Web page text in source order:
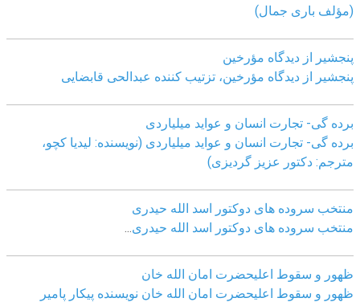
(مؤلف باری جمال)
پنجشیر از دیدگاه مؤرخین
پنجشیر از دیدگاه مؤرخین، تزتیب کننده عبدالحی قابضايی
برده گی- تجارت انسان و عواید میلیاردی
برده گی- تجارت انسان و عواید میلیاردی (نویسنده: لیدیا کچو،
مترجم: دکتور عزیز گردیزی)
منتخب سروده های دوکتور اسد الله حیدری
منتخب سروده های دوکتور اسد الله حیدری
ظهور و سقوط اعلیحضرت امان الله خان
ظهور و سقوط اعلیحضرت امان الله خان نویسنده پیکار پامیر